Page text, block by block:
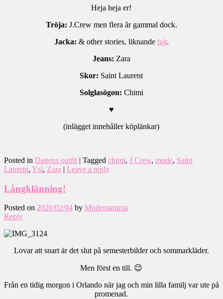
Heja heja er!
Tröja: J.Crew men flera år gammal dock.
Jacka: & other stories, liknande här.
Jeans: Zara
Skor: Saint Laurent
Solglasögon: Chimi
♥
(inlägget innehåller köplänkar)
Posted in Dagens outfit | Tagged chimi, J Crew, mode, Saint
Laurent, Ysl, Zara | Leave a reply
Långklänning!
Posted on 2020/02/04 by Modemamma
Reply
Lovar att snart är det slut på semesterbilder och sommarkläder.
Men först en till. 😉
Från en tidig morgon i Orlando när jag och min lilla familj var ute på
promenad.